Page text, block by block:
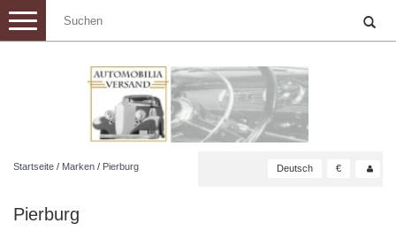
Toggle
navigation
Startseite / Marken / Pierburg Deutsch €
Pierburg